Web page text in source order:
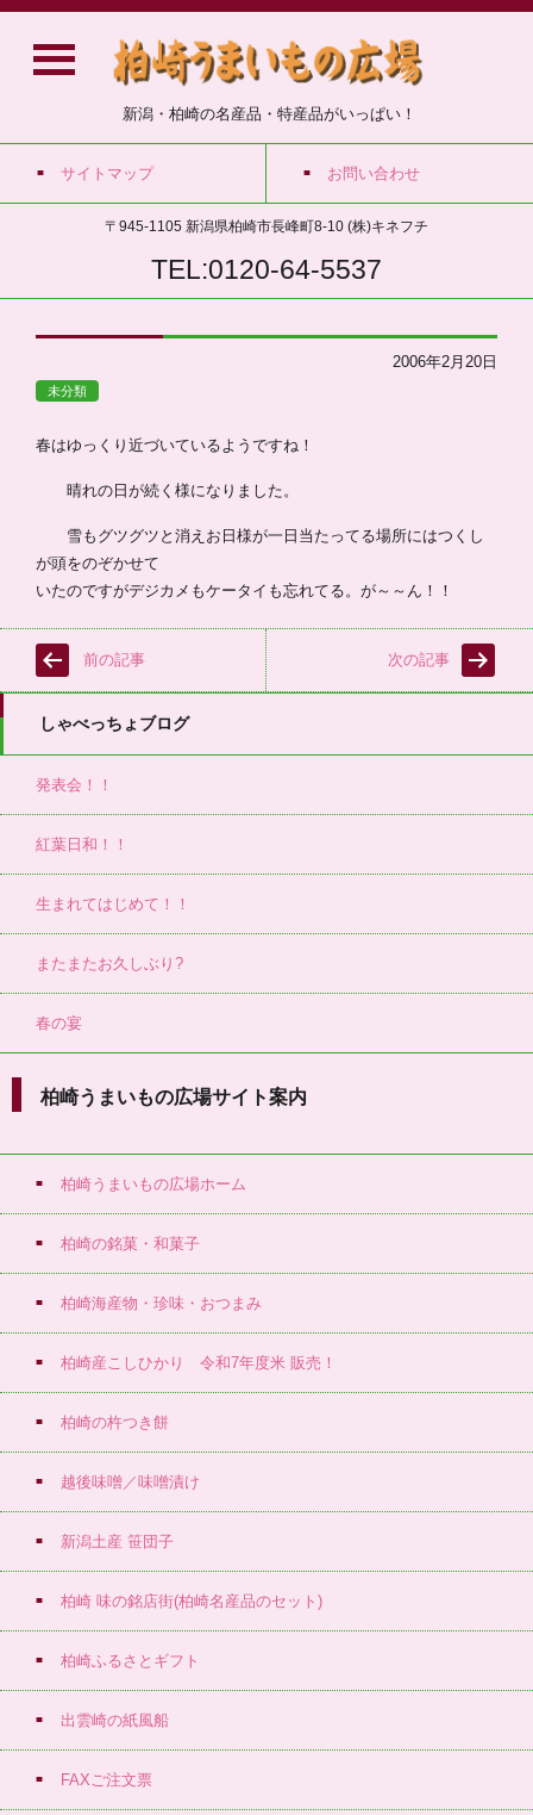
新潟・柏崎の名産品・特産品がいっぱい！
サイトマップ お問い合わせ
〒945-1105 新潟県柏崎市長峰町8-10 (株)キネフチ
TEL:0120-64-5537
2006年2月20日
未分類
春はゆっくり近づいているようですね！
晴れの日が続く様になりました。
雪もグツグツと消えお日様が一日当たってる場所にはつくし
が頭をのぞかせて
いたのですがデジカメもケータイも忘れてる。が～～ん！！
前の記事 次の記事
しゃべっちょブログ
発表会！！
紅葉日和！！
生まれてはじめて！！
またまたお久しぶり?
春の宴
柏崎うまいもの広場サイト案内
柏崎うまいもの広場ホーム
柏崎の銘菓・和菓子
柏崎海産物・珍味・おつまみ
柏崎産こしひかり 令和7年度米 販売！
柏崎の杵つき餅
越後味噌／味噌漬け
新潟土産 笹団子
柏崎 味の銘店街(柏崎名産品のセット)
柏崎ふるさとギフト
出雲崎の紙風船
FAXご注文票